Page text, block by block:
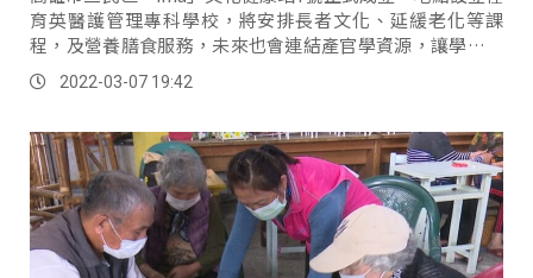
育英醫護管理專科學校，將安排長者文化、延緩老化等課
程，及營養膳食服務，未來也會連結產官學資源，讓學生了
解長照的服務，建構社區照顧網絡。
2022-03-07 19:42